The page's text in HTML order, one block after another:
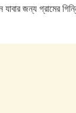
জন্য গ্রামের